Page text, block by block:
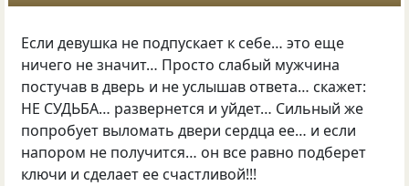
Если девушка не подпускает к себе… это еще
ничего не значит… Просто слабый мужчина
постучав в дверь и не услышав ответа… скажет:
НЕ СУДЬБА… развернется и уйдет… Сильный же
попробует выломать двери сердца ее… и если
напором не получится… он все равно подберет
ключи и сделает ее счастливой!!!